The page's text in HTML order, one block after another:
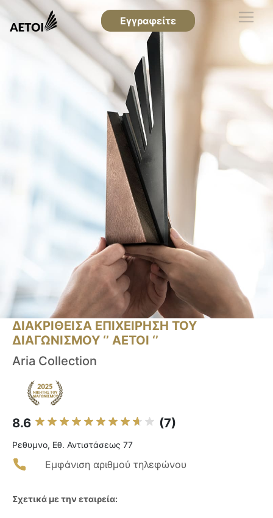
Εγγραφείτε
ΔΙΑΚΡΙΘΕΙΣΑ ΕΠΙΧΕΙΡΗΣΗ ΤΟΥ
ΔΙΑΓΩΝΙΣΜΟΥ ‘’ ΑΕΤΟΙ ‘’
Aria Collection
8.6 (7)
Ρεθυμνο, Εθ. Αντιστάσεως 77
Εμφάνιση αριθμού τηλεφώνου
Σχετικά με την εταιρεία: